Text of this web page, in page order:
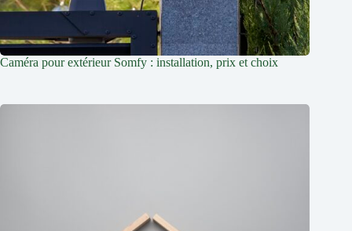
Caméra pour extérieur Somfy : installation, prix et choix